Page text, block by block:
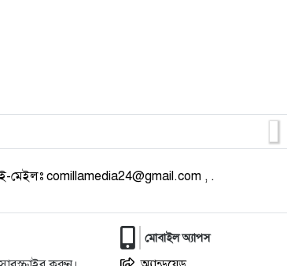
ই-মেইলঃ comillamedia24@gmail.com , .
মোবাইল অ্যাপস